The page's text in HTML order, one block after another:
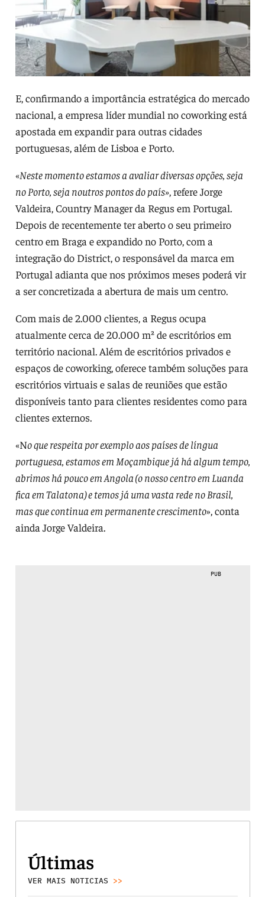
E, confirmando a importância estratégica do mercado
nacional, a empresa líder mundial no coworking está
apostada em expandir para outras cidades
portuguesas, além de Lisboa e Porto.
«Neste momento estamos a avaliar diversas opções, seja
no Porto, seja noutros pontos do país», refere Jorge
Valdeira, Country Manager da Regus em Portugal.
Depois de recentemente ter aberto o seu primeiro
centro em Braga e expandido no Porto, com a
integração do District, o responsável da marca em
Portugal adianta que nos próximos meses poderá vir
a ser concretizada a abertura de mais um centro.
Com mais de 2.000 clientes, a Regus ocupa
atualmente cerca de 20.000 m² de escritórios em
território nacional. Além de escritórios privados e
espaços de coworking, oferece também soluções para
escritórios virtuais e salas de reuniões que estão
disponíveis tanto para clientes residentes como para
clientes externos.
«No que respeita por exemplo aos países de língua
portuguesa, estamos em Moçambique já há algum tempo,
abrimos há pouco em Angola (o nosso centro em Luanda
fica em Talatona) e temos já uma vasta rede no Brasil,
mas que continua em permanente crescimento», conta
ainda Jorge Valdeira.
PUB
Últimas
VER MAIS NOTICIAS >>